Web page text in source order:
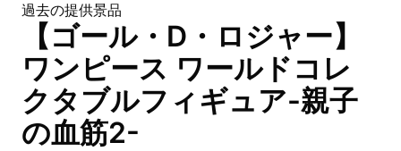
過去の提供景品
【ゴール・D・ロジャー】
ワンピース ワールドコレ
クタブルフィギュア-親子
の血筋2-